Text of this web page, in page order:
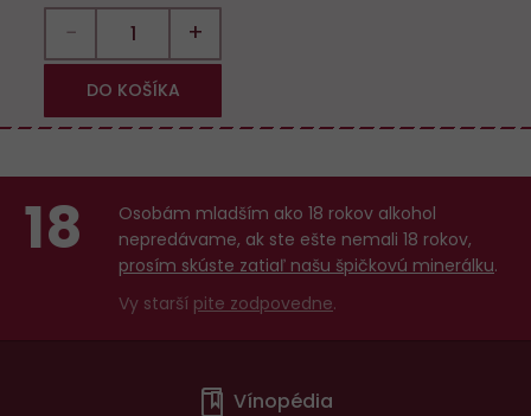
− +
DO KOŠÍKA
18
Osobám mladším ako 18 rokov alkohol
nepredávame, ak ste ešte nemali 18 rokov,
prosím skúste zatiaľ našu špičkovú minerálku.
Vy starší pite zodpovedne.
Vínopédia